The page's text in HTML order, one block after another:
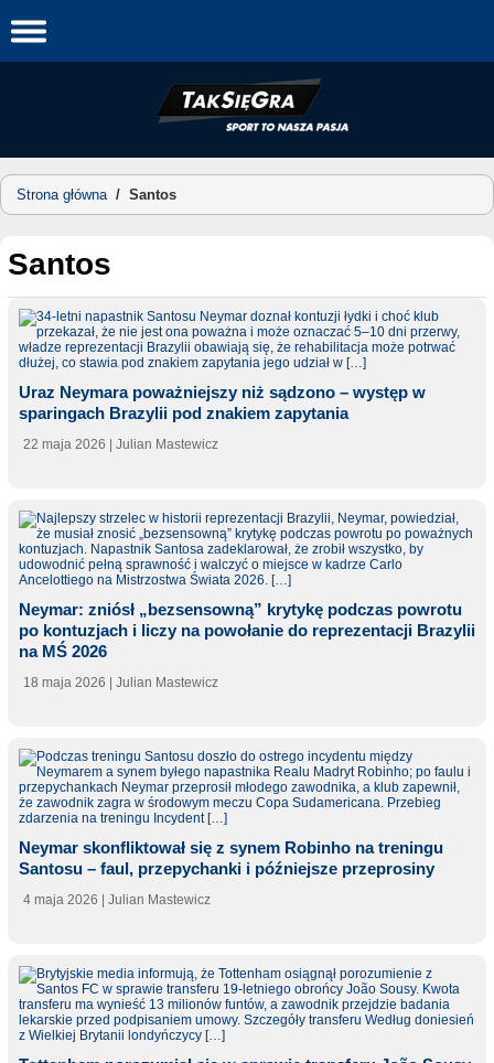
to
Strona główna/ Santos
Santos
Uraz Neymara poważniejszy niż sądzono – występ w
sparingach Brazylii pod znakiem zapytania
22 maja 2026 | Julian Mastewicz
Neymar: zniósł „bezsensowną” krytykę podczas powrotu
po kontuzjach i liczy na powołanie do reprezentacji Brazylii
na MŚ 2026
18 maja 2026 | Julian Mastewicz
Neymar skonfliktował się z synem Robinho na treningu
Santosu – faul, przepychanki i późniejsze przeprosiny
4 maja 2026 | Julian Mastewicz